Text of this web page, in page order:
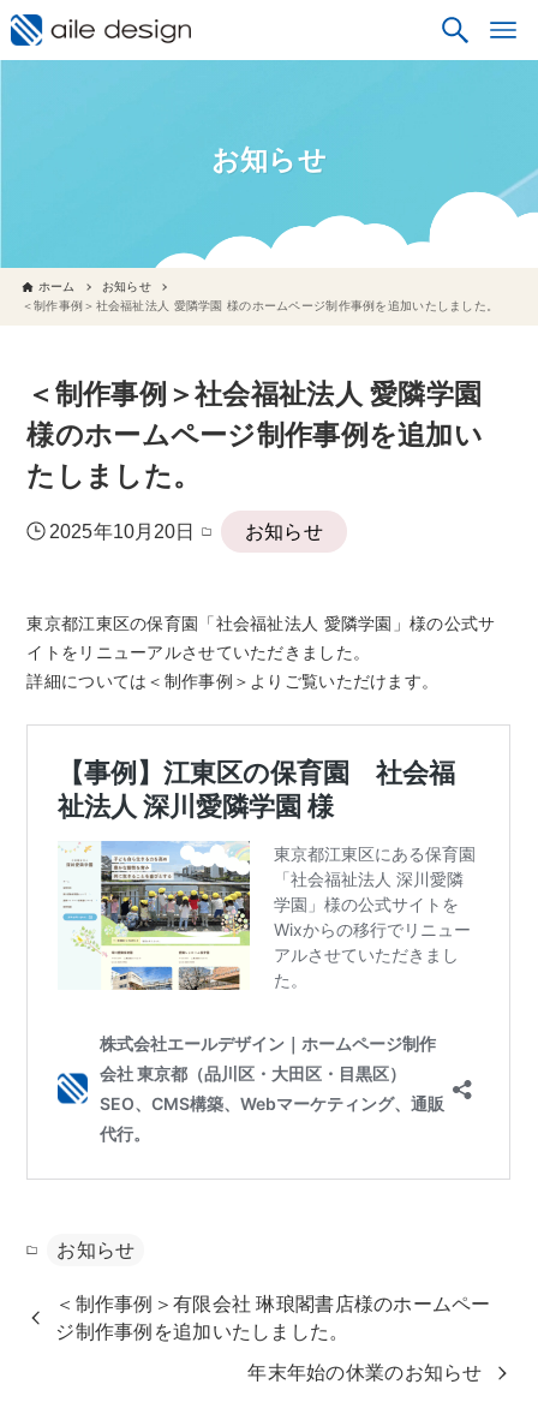
お知らせ
ホーム
お知らせ
＜制作事例＞社会福祉法人 愛隣学園 様のホームページ制作事例を追加いたしました。
＜制作事例＞社会福祉法人 愛隣学園
様のホームページ制作事例を追加い
たしました。
2025年10月20日 お知らせ
東京都江東区の保育園「社会福祉法人 愛隣学園」様の公式サ
イトをリニューアルさせていただきました。
詳細については＜制作事例＞よりご覧いただけます。
お知らせ
＜制作事例＞有限会社 琳琅閣書店様のホームペー
ジ制作事例を追加いたしました。
年末年始の休業のお知らせ